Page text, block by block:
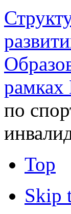
по
Top
Skip